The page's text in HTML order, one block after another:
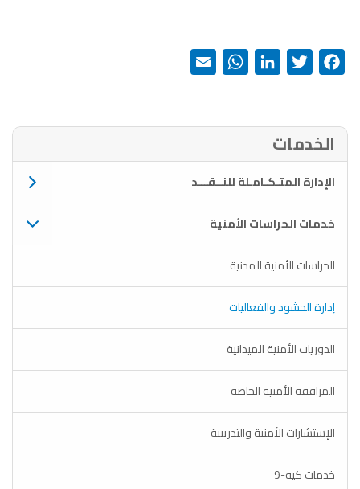
Facebook
Twitter
LinkedIn
WhatsApp
الخدمات
الإدارة المتـكـامـلة للنــقـــد
خدمات الحراسات الأمنية
الحراسات الأمنية المدنية
إدارة الحشود والفعاليات
الدوريات الأمنية الميدانية
المرافقة الأمنية الخاصة
الإستشارات الأمنية والتدريبية
خدمات كيه-9